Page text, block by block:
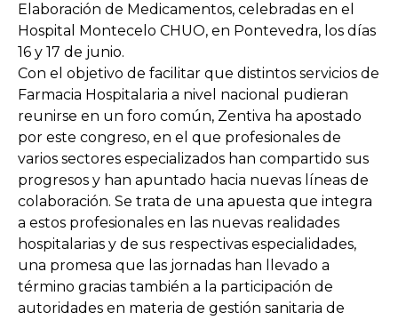
Elaboración de Medicamentos, celebradas en el
Hospital Montecelo CHUO, en Pontevedra, los días
16 y 17 de junio.
Con el objetivo de facilitar que distintos servicios de
Farmacia Hospitalaria a nivel nacional pudieran
reunirse en un foro común, Zentiva ha apostado
por este congreso, en el que profesionales de
varios sectores especializados han compartido sus
progresos y han apuntado hacia nuevas líneas de
colaboración. Se trata de una apuesta que integra
a estos profesionales en las nuevas realidades
hospitalarias y de sus respectivas especialidades,
una promesa que las jornadas han llevado a
término gracias también a la participación de
autoridades en materia de gestión sanitaria de